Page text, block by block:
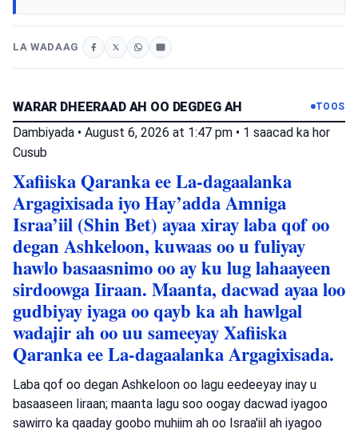
LA WADAAG
WARAR DHEERAAD AH OO DEGDEG AH TOOS
Dambiyada • August 6, 2026 at 1:47 pm • 1 saacad ka hor
Cusub
Xafiiska Qaranka ee La-dagaalanka
Argagixisada iyo Hay’adda Amniga
Israa’iil (Shin Bet) ayaa xiray laba qof oo
degan Ashkeloon, kuwaas oo u fuliyay
hawlo basaasnimo oo ay ku lug lahaayeen
sirdoowga Iiraan. Maanta, dacwad ayaa loo
gudbiyay iyaga oo qayb ka ah hawlgal
wadajir ah oo uu sameeyay Xafiiska
Qaranka ee La-dagaalanka Argagixisada.
Laba qof oo degan Ashkeloon oo lagu eedeeyay inay u
basaaseen Iiraan; maanta lagu soo oogay dacwad iyagoo
sawirro ka qaaday goobo muhiim ah oo Israa'iil ah iyagoo